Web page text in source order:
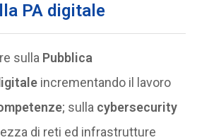
PA digitale
sulla Pubblica
incrementando il lavoro
; sulla cybersecurity
di reti ed infrastrutture